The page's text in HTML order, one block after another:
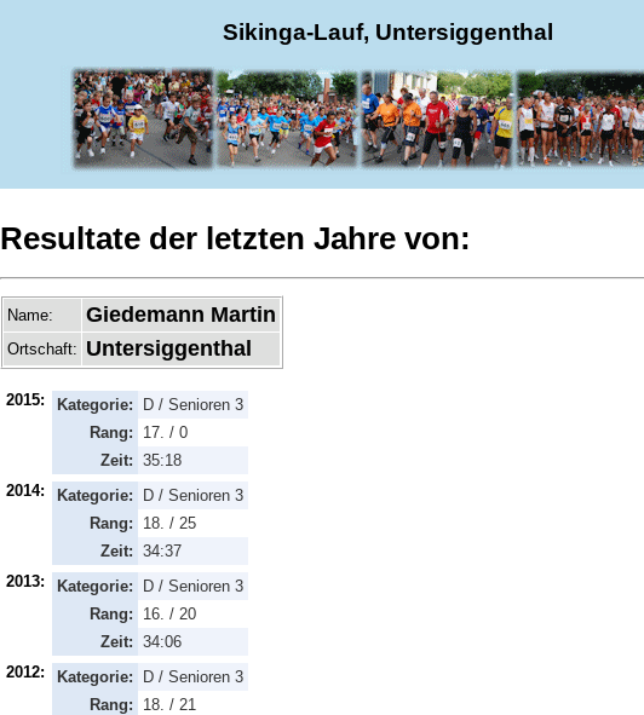
Sikinga-Lauf, Untersiggenthal
Resultate der letzten Jahre von:
Name: Giedemann Martin
Ortschaft: Untersiggenthal
2015: Kategorie:
D / Senioren 3
Rang:
17. / 0
Zeit: 35:18
2014:
Kategorie:
D / Senioren 3
Rang:
18. / 25
Zeit: 34:37
2013:
Kategorie:
D / Senioren 3
Rang:
16. / 20
Zeit: 34:06
2012:
Kategorie:
D / Senioren 3
Rang:
18. / 21